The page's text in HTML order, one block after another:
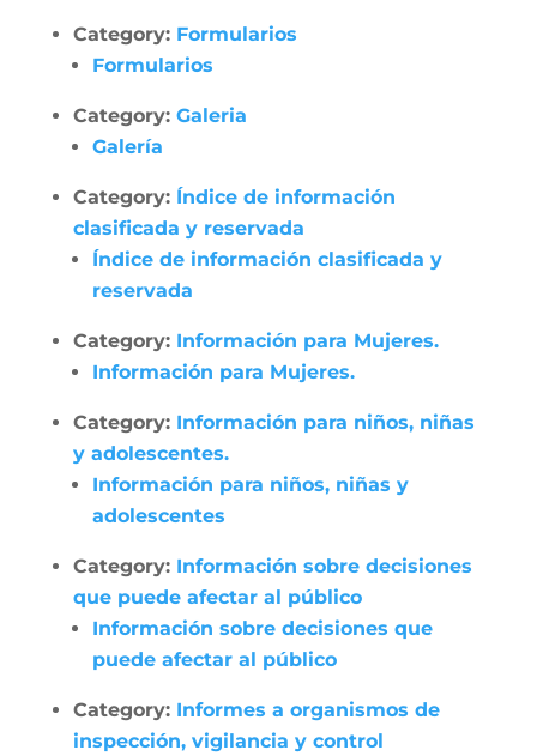
Category: Formularios
Formularios
Category: Galeria
Galería
Category: Índice de información
clasificada y reservada
Índice de información clasificada y
reservada
Category: Información para Mujeres.
Información para Mujeres.
Category: Información para niños, niñas
y adolescentes.
Información para niños, niñas y
adolescentes
Category: Información sobre decisiones
que puede afectar al público
Información sobre decisiones que
puede afectar al público
Category: Informes a organismos de
inspección, vigilancia y control